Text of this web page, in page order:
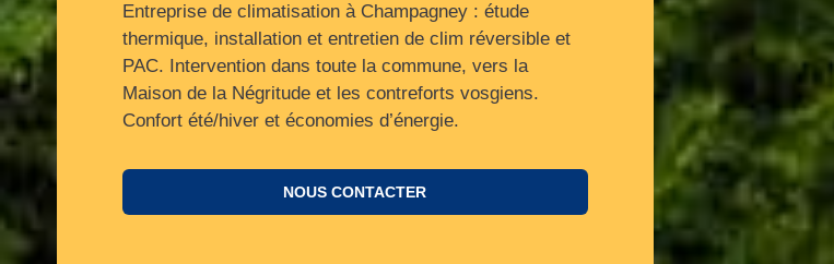
Entreprise de climatisation à Champagney : étude
thermique, installation et entretien de clim réversible et
PAC. Intervention dans toute la commune, vers la
Maison de la Négritude et les contreforts vosgiens.
Confort été/hiver et économies d’énergie.
NOUS CONTACTER